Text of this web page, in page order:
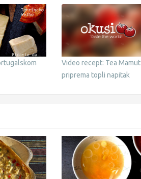
Video recept: Tea Mamut
priprema topli napitak